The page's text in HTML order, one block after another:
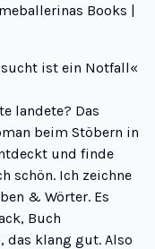
Books |
ist ein Notfall«
landete? Das
beim Stöbern in
und finde
schön. Ich zeichne
& Wörter. Es
Buch
das klang gut. Also